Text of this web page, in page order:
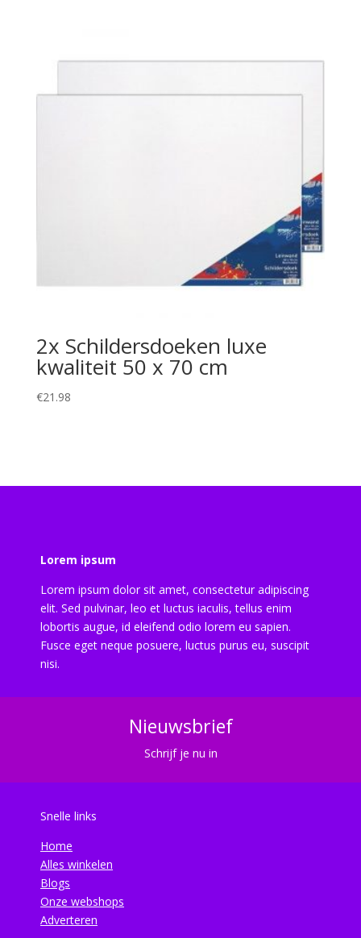
2x Schildersdoeken luxe
kwaliteit 50 x 70 cm
€21.98
Lorem ipsum
Lorem ipsum dolor sit amet, consectetur adipiscing
elit. Sed pulvinar, leo et luctus iaculis, tellus enim
lobortis augue, id eleifend odio lorem eu sapien.
Fusce eget neque posuere, luctus purus eu, suscipit
nisi.
Nieuwsbrief
Schrijf je nu in
Snelle links
Home
Alles winkelen
Blogs
Onze webshops
Adverteren